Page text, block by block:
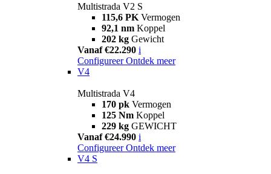
Multistrada V2 S
115,6 PK Vermogen
92,1 nm Koppel
202 kg Gewicht
Vanaf €22.290 i
Configureer Ontdek meer
V4
Multistrada V4
170 pk Vermogen
125 Nm Koppel
229 kg GEWICHT
Vanaf €24.990 i
Configureer Ontdek meer
V4 S